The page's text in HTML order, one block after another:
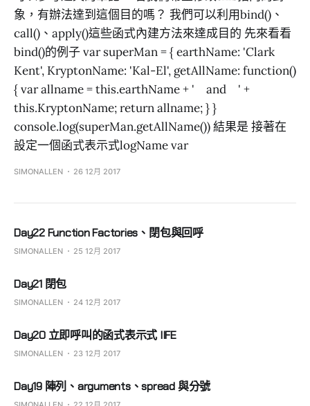
象，有辦法達到這個目的嗎？ 我們可以利用bind()、
call()、apply()這些函式內建方法來達成目的 先來看看
bind()的例子 var superMan = { earthName: 'Clark
Kent', KryptonName: 'Kal-El', getAllName: function()
{ var allname = this.earthName + ' and ' +
this.KryptonName; return allname; } }
console.log(superMan.getAllName()) 結果是 接著在
設定一個函式表示式logName var
SIMONALLEN 26 12月 2017
Day22 Function Factories、閉包與回呼
SIMONALLEN 25 12月 2017
Day21 閉包
SIMONALLEN 24 12月 2017
Day20 立即呼叫的函式表示式 IIFE
SIMONALLEN 23 12月 2017
Day19 陣列、arguments、spread 與分號